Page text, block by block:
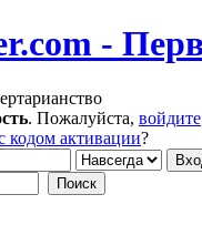
. Пожалуйста, войдите
кодом активации?